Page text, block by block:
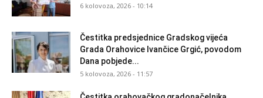
6 kolovoza, 2026 - 10:14
Čestitka predsjednice Gradskog vijeća
Grada Orahovice Ivančice Grgić, povodom
Dana pobjede...
5 kolovoza, 2026 - 11:57